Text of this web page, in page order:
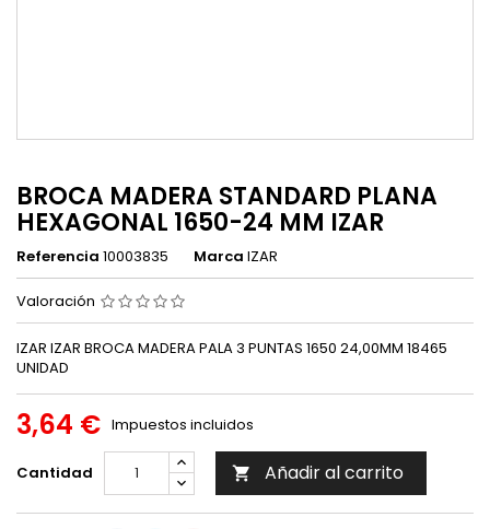
BROCA MADERA STANDARD PLANA
HEXAGONAL 1650-24 MM IZAR
Referencia 10003835 Marca IZAR
Valoración
IZAR IZAR BROCA MADERA PALA 3 PUNTAS 1650 24,00MM 18465
UNIDAD
3,64 € Impuestos incluidos
Cantidad  Añadir al carrito